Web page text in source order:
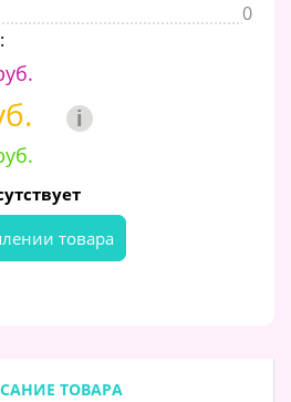
0
i
товара
ТОВАРА